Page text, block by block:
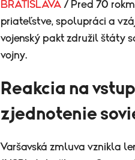
BRATISLAVA / Pred 70
priateľstve, spolupráci a
vojenský pakt združil štáty
vojny.
Reakcia na
zjednotenie
Varšavská zmluva vznikla